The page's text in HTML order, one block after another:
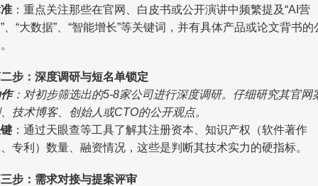
：重点关注那些在官网、白皮书或公开演讲中频繁提及“AI营
、“大数据”、“智能增长”等关键词，并有具体产品或论文背书的
步：深度调研与短名单锁定
：对初步筛选出的5-8家公司进行深度调研。仔细研究其官网
技术博客、创始人或CTO的公开观点。
：通过天眼查等工具了解其注册资本、知识产权（软件著作
专利）数量、融资情况，这些是判断其技术实力的硬指标。
步：需求对接与提案评审